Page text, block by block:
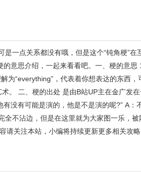
一点关系都没有哦，但是这个“钝角梗”
意思介绍，一起来看看吧。一、梗的意思
为“everything”，代表着你想表达的东西
。 二、梗的出处 是由B站UP主在金广发
没有可能是演的，他是不是演的呢?” A：
不沾边，但是在这里就为大家图一乐，
关注本站，小编将持续更新更多相关攻略